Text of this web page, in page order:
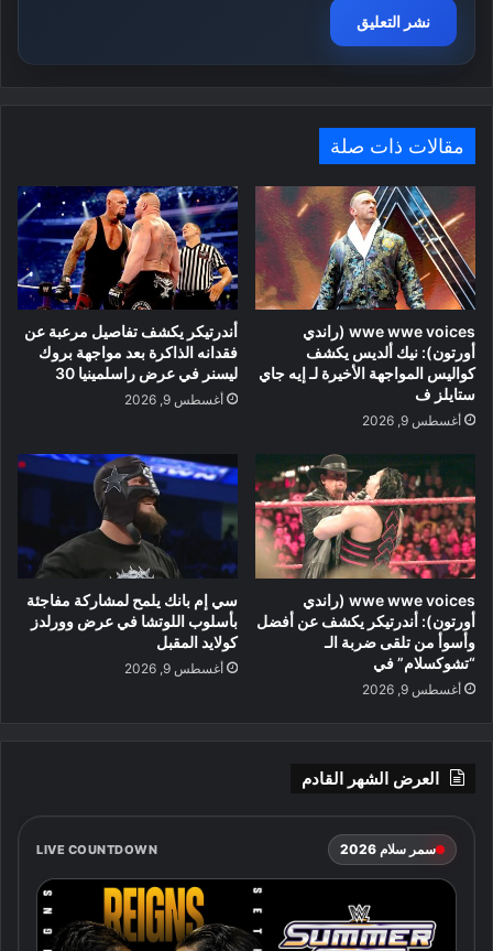
مقالات ذات صلة
wwe wwe voices (راندي
أورتون): نيك ألديس يكشف
كواليس المواجهة الأخيرة لـ إيه جاي
ستايلز ف
أغسطس 9, 2026
أندرتيكر يكشف تفاصيل مرعبة عن
فقدانه الذاكرة بعد مواجهة بروك
ليسنر في عرض راسلمينيا 30
أغسطس 9, 2026
wwe wwe voices (راندي
أورتون): أندرتيكر يكشف عن أفضل
وأسوأ من تلقى ضربة الـ
“تشوكسلام” في
أغسطس 9, 2026
سي إم بانك يلمح لمشاركة مفاجئة
بأسلوب اللوتشا في عرض وورلدز
كولايد المقبل
أغسطس 9, 2026
العرض الشهر القادم
سمر سلام 2026 LIVE COUNTDOWN